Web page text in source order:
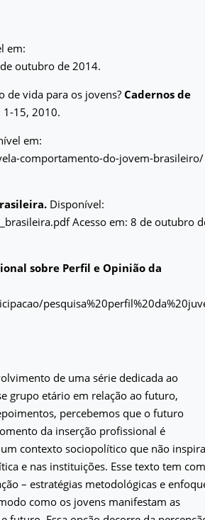
em:
outubro de 2014.
de vida para os jovens?Cadernos de
1-15, 2010.
em:
comportamento-do-jovem-brasileiro/
Disponível:
Acesso em: 8 de outubro
sobre Perfil e Opinião da
de uma série dedicada ao
grupo etário em relação ao futuro,
percebemos que o futuro
da inserção profissional é
contexto sociopolítico que não inspira
e nas instituições. Esse texto tem
– estratégias metodológicas e
como os jovens manifestam as